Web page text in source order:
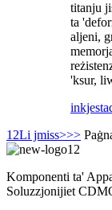
titanju
ta
aljeni,
'ksur,
inkjesta
1 2Li jmiss>>>
Komponenti ta'
Soluzzjonijiet